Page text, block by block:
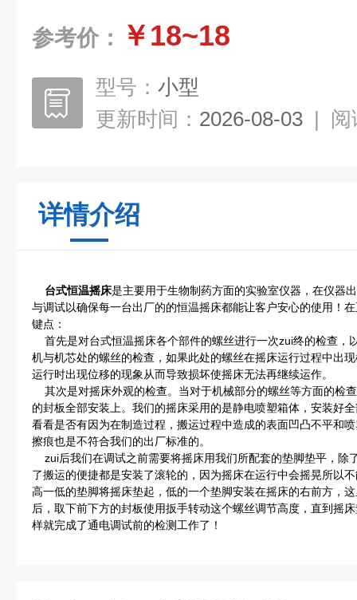
参考价： ￥18~18
型号： 小型
更新时间： 2026-08-03 | 阅
详情介绍
台式恒温摇床是主要用于生物制药方面的实验室仪器，在仪器
与调试以确保每一台出厂的的恒温摇床都能让客户安心的使用！
键点：
首先是对台式恒温摇床各个部件的螺丝进行一次zui终的检查，
机与机芯处的螺丝的检查，如果此处的螺丝在摇床运行过程中出
运行时出现位移的现象从而导致损坏使摇床无法再继续运作。
其次是对摇床外观的检查。当对于机械部分的螺丝等方面的检
的封板全部安装上。我们的摇床采用的是静电喷塑箱体，安装好
看看是否有因为在制造过程，搬运过程中造成的表面凹凸不平和
擦痕也是不符合我们的出厂标准的。
zui后我们在调试之前需要将摇床用我们所配套的垫脚垫平，除
了搬运的便捷都是安装了滚轮的，因为摇床在运行中会摇晃所以
高一低的垫脚将摇床垫起，低的一个垫脚安装在摇床的右前方，
后，取下前下方的封板使用扳手转动这个螺丝调节高度，直到摇
样就完成了通电调试前的检测工作了！